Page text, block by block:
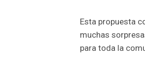
Esta propuesta
muchas
para toda la